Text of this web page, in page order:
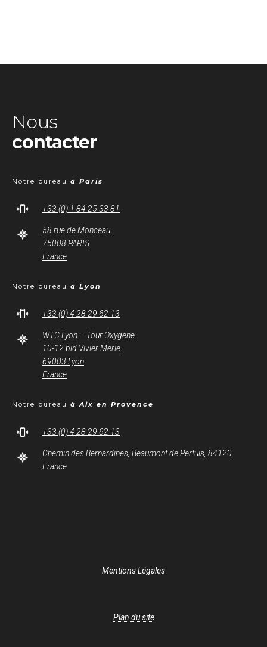
Nous
contacter
Notre bureau à Paris
+33 (0) 1 84 25 33 81
58 rue de Monceau
75008 PARIS
France
Notre bureau à Lyon
+33 (0) 4 28 29 62 13
WTC Lyon – Tour Oxygène
10-12 bld Vivier Merle
69003 Lyon
France
Notre bureau à Aix en Provence
+33 (0) 4 28 29 62 13
Chemin des Bernardines, Beaumont de Pertuis, 84120,
France
Mentions Légales
Plan du site